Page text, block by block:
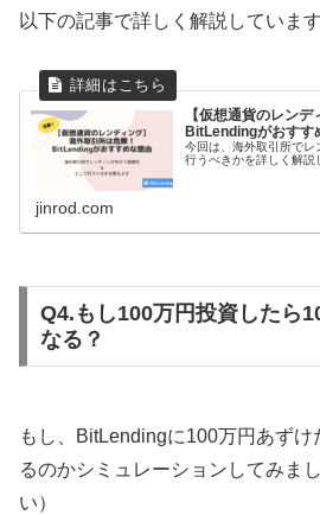
以下の記事で詳しく解説しています
【仮想通貨のレン
BitLendingがおすす
今回は、海外取引所で
行うべきかを詳しく解説
jinrod.com
Q4.もし100万円投資したら
なる？
もし、BitLendingに100万円あず
るのかシミュレーションしてみま
い）